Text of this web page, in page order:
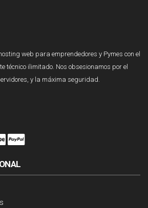
web para emprendedores y Pymes con el
técnico ilimitado. Nos obsesionamos por el
y la máxima seguridad.